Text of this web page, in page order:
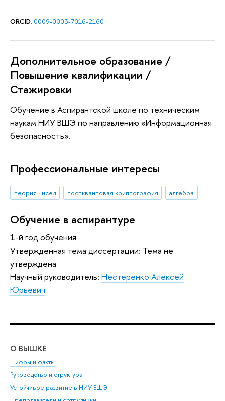
ORCID: 0009-0003-7016-2160
Дополнительное образование /
Повышение квалификации /
Стажировки
Обучение в Аспирантской школе по техническим
наукам НИУ ВШЭ по направлению «Информационная
безопасность».
Профессиональные интересы
теория чисел постквантовая криптография алгебра
Обучение в аспирантуре
1-й год обучения
Утвержденная тема диссертации: Тема не
утверждена
Научный руководитель: Нестеренко Алексей
Юрьевич
О ВЫШКЕ
Цифры и факты
Руководство и структура
Устойчивое развитие в НИУ ВШЭ